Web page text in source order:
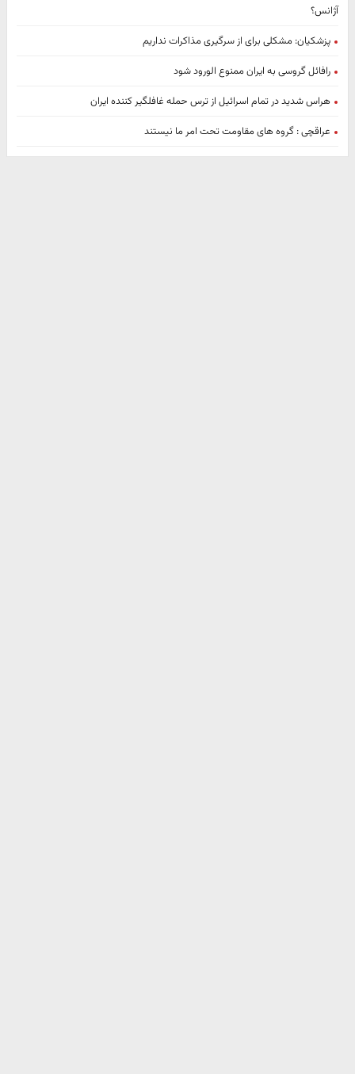
آژانس؟
پزشکیان: مشکلی برای از سرگیری مذاکرات نداریم
رافائل گروسی به ایران ممنوع الورود شود
هراس شدید در تمام اسرائیل از ترس حمله غافلگیر کننده ایران
عراقچی : گروه های مقاومت تحت امر ما نیستند